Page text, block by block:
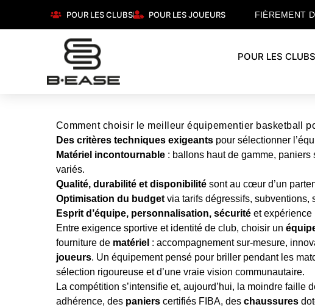
POUR LES CLUBS POUR LES JOUEURS FIÈREMENT
POUR LES CLUBS
Comment choisir le meilleur équipementier basketball
Des critères techniques exigeants pour sélectionner
Matériel incontournable : ballons haut de gamme,
variés.
Qualité, durabilité et disponibilité sont au cœur d’un
Optimisation du budget via tarifs dégressifs, subventions,
Esprit d’équipe, personnalisation, sécurité et expérience
Entre exigence sportive et identité de club, choisir un
fourniture de matériel : accompagnement sur-mesure,
joueurs. Un équipement pensé pour briller pendant les
sélection rigoureuse et d’une vraie vision communautaire.
La compétition s’intensifie et, aujourd’hui, la moindre faille
adhérence, des paniers certifiés FIBA, des chaussures